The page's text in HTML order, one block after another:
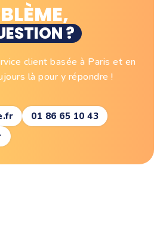
?
client basée à Paris et en
là pour y répondre !
01 86 65 10 43